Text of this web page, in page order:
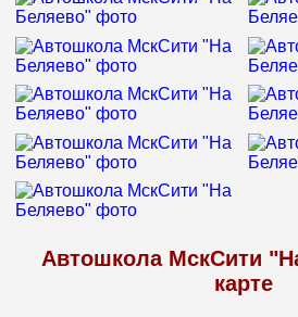
Автошкола МскСити
карте